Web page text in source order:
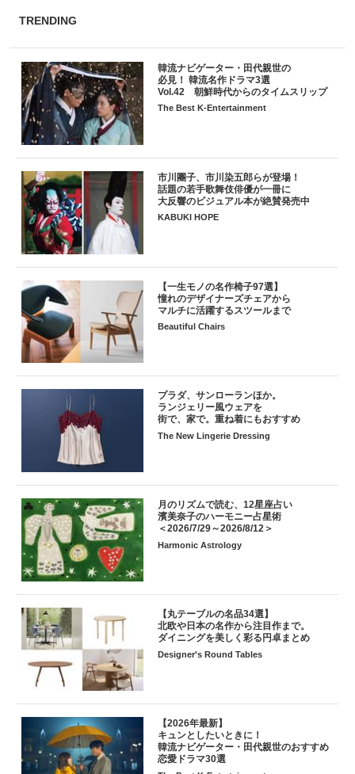
TRENDING
韓流ナビゲーター・田代親世の
必見！ 韓流名作ドラマ3選
Vol.42 朝鮮時代からのタイムスリップ
The Best K-Entertainment
市川團子、市川染五郎らが登場！
話題の若手歌舞伎俳優が一冊に
大反響のビジュアル本が絶賛発売中
KABUKI HOPE
【一生モノの名作椅子97選】
憧れのデザイナーズチェアから
マルチに活躍するスツールまで
Beautiful Chairs
プラダ、サンローランほか。
ランジェリー風ウェアを
街で、家で。重ね着にもおすすめ
The New Lingerie Dressing
月のリズムで読む、12星座占い
濱美奈子のハーモニー占星術
＜2026/7/29～2026/8/12＞
Harmonic Astrology
【丸テーブルの名品34選】
北欧や日本の名作から注目作まで。
ダイニングを美しく彩る円卓まとめ
Designer's Round Tables
【2026年最新】
キュンとしたいときに！
韓流ナビゲーター・田代親世のおすすめ
恋愛ドラマ30選